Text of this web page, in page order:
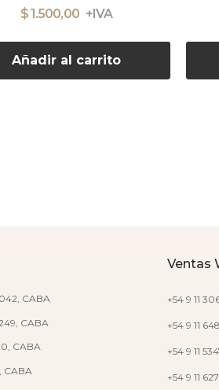
$ 1.500,00
Añadir al carrito
CABA
CABA
CABA
CABA
Ventas
+54 9 11
+54 9 11
+54 9 11
+54 9 11